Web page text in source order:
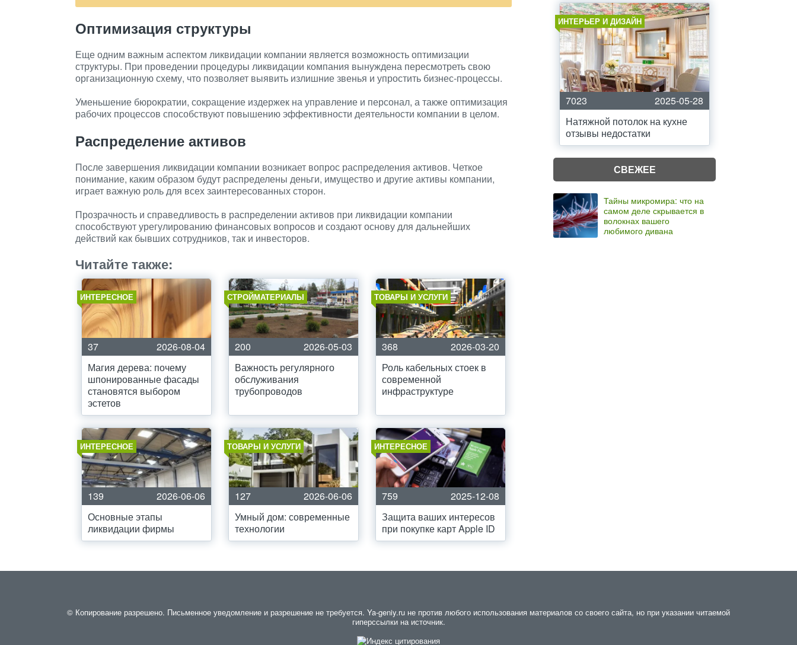
Оптимизация структуры
Еще одним важным аспектом ликвидации компании является возможность оптимизации
структуры. При проведении процедуры ликвидации компания вынуждена пересмотреть свою
организационную схему, что позволяет выявить излишние звенья и упростить бизнес-процессы.
Уменьшение бюрократии, сокращение издержек на управление и персонал, а также оптимизация
рабочих процессов способствуют повышению эффективности деятельности компании в целом.
Распределение активов
После завершения ликвидации компании возникает вопрос распределения активов. Четкое
понимание, каким образом будут распределены деньги, имущество и другие активы компании,
играет важную роль для всех заинтересованных сторон.
Прозрачность и справедливость в распределении активов при ликвидации компании
способствуют урегулированию финансовых вопросов и создают основу для дальнейших
действий как бывших сотрудников, так и инвесторов.
Читайте также:
ИНТЕРЕСНОЕ
37
2026-08-04
Магия дерева: почему
шпонированные фасады
становятся выбором
эстетов
СТРОЙМАТЕРИАЛЫ
200
2026-05-03
Важность регулярного
обслуживания
трубопроводов
ТОВАРЫ И УСЛУГИ
368
2026-03-20
Роль кабельных стоек в
современной
инфраструктуре
ИНТЕРЕСНОЕ
139
2026-06-06
Основные этапы
ликвидации фирмы
ТОВАРЫ И УСЛУГИ
127
2026-06-06
Умный дом: современные
технологии
ИНТЕРЕСНОЕ
759
2025-12-08
Защита ваших интересов
при покупке карт Apple ID
ИНТЕРЬЕР И ДИЗАЙН
7023
2025-05-28
Натяжной потолок на кухне
отзывы недостатки
СВЕЖЕЕ
Тайны микромира: что на
самом деле скрывается в
волокнах вашего
любимого дивана
© Копирование разрешено. Письменное уведомление и разрешение не требуется. Ya-geniy.ru не против любого использования материалов со своего сайта, но при указании читаемой
гиперссылки на источник.